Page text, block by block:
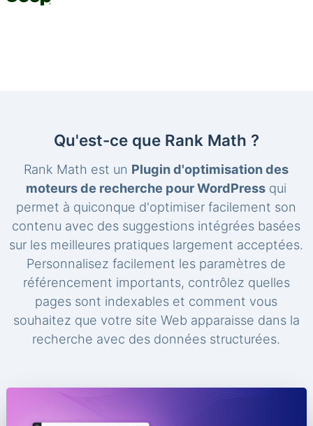
Qu'est-ce que Rank Math ?
Rank Math est un Plugin d'optimisation des
moteurs de recherche pour WordPress qui
permet à quiconque d'optimiser facilement son
contenu avec des suggestions intégrées basées
sur les meilleures pratiques largement acceptées.
Personnalisez facilement les paramètres de
référencement importants, contrôlez quelles
pages sont indexables et comment vous
souhaitez que votre site Web apparaisse dans la
recherche avec des données structurées.